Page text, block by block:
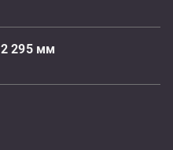
2 295 мм